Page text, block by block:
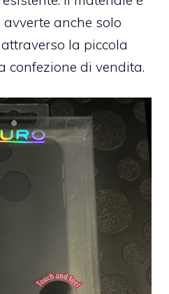
anche solo
la piccola
confezione di vendita.